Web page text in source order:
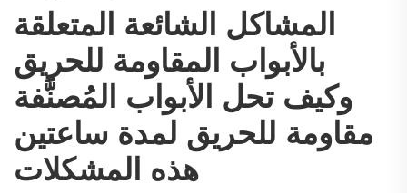
المشاكل الشائعة المتعلقة
بالأبواب المقاومة للحريق
وكيف تحل الأبواب المُصنَّفة
مقاومة للحريق لمدة ساعتين
هذه المشكلات